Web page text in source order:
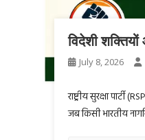
विदेशी शक्तियों
July 8, 2026
राष्ट्रीय सुरक्षा पार्टी
जब किसी भारतीय